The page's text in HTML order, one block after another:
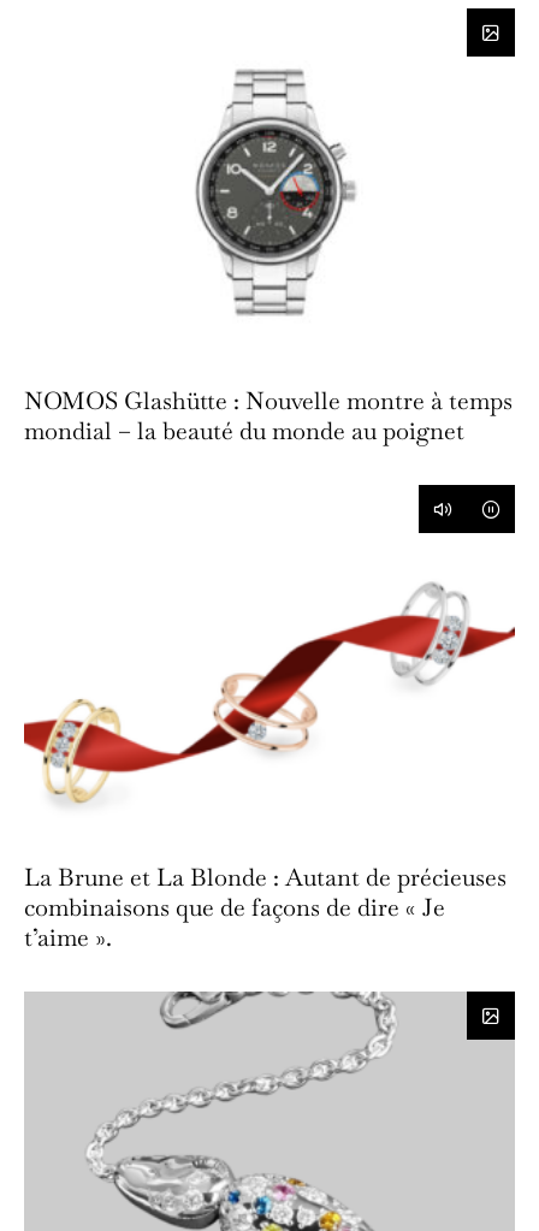
NOMOS Glashütte : Nouvelle montre à temps
mondial – la beauté du monde au poignet
La Brune et La Blonde : Autant de précieuses
combinaisons que de façons de dire « Je
t’aime ».